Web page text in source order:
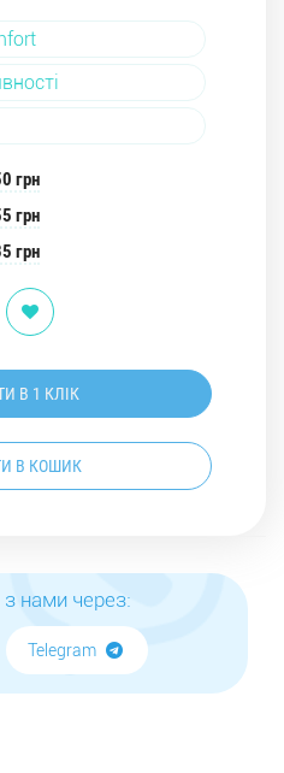
грн
грн
грн
В 1 КЛІК
В КОШИК
нами через:
Telegram